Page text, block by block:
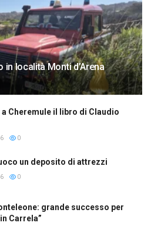
in località Monti d’Arena
a Cheremule il libro di Claudio
0
un deposito di attrezzi
0
grande successo per
Carrela”